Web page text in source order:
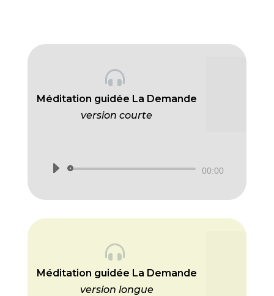

Méditation guidée La Demande
version courte
Lecteur
00:00

Méditation guidée La Demande
version longue